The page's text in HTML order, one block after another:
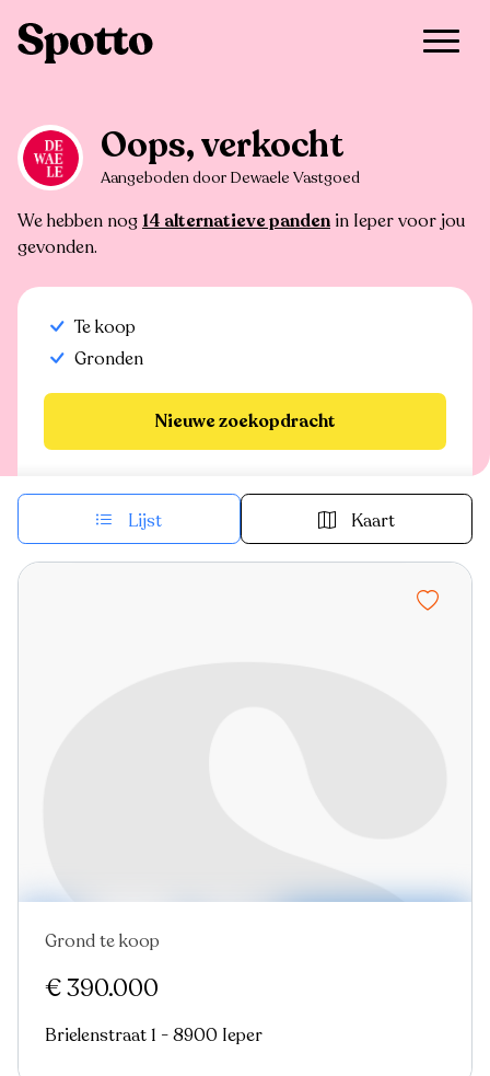
Oops, verkocht
Aangeboden door Dewaele Vastgoed
We hebben nog 14 alternatieve panden in Ieper voor jou
gevonden.
Te koop
Gronden
Nieuwe zoekopdracht
Lijst Kaart
Grond te koop
€ 390.000
Brielenstraat 1 - 8900 Ieper